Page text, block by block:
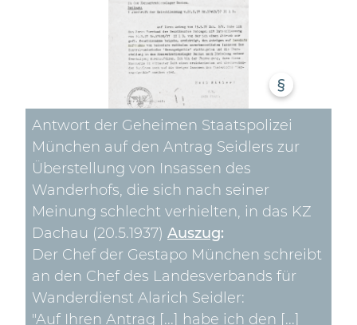
§
Antwort der Geheimen Staatspolizei
München auf den Antrag Seidlers zur
Überstellung von Insassen des
Wanderhofs, die sich nach seiner
Meinung schlecht verhielten, in das KZ
Dachau (20.5.1937) Auszug:
Der Chef der Gestapo München schreibt
an den Chef des Landesverbands für
Wanderdienst Alarich Seidler:
"Auf Ihren Antrag [...] habe ich den [...]